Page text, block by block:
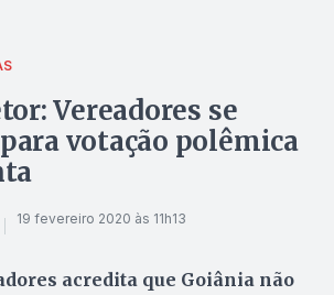
Vereadores se
votação polêmica
19 fevereiro 2020 às 11h13
acredita que Goiânia não